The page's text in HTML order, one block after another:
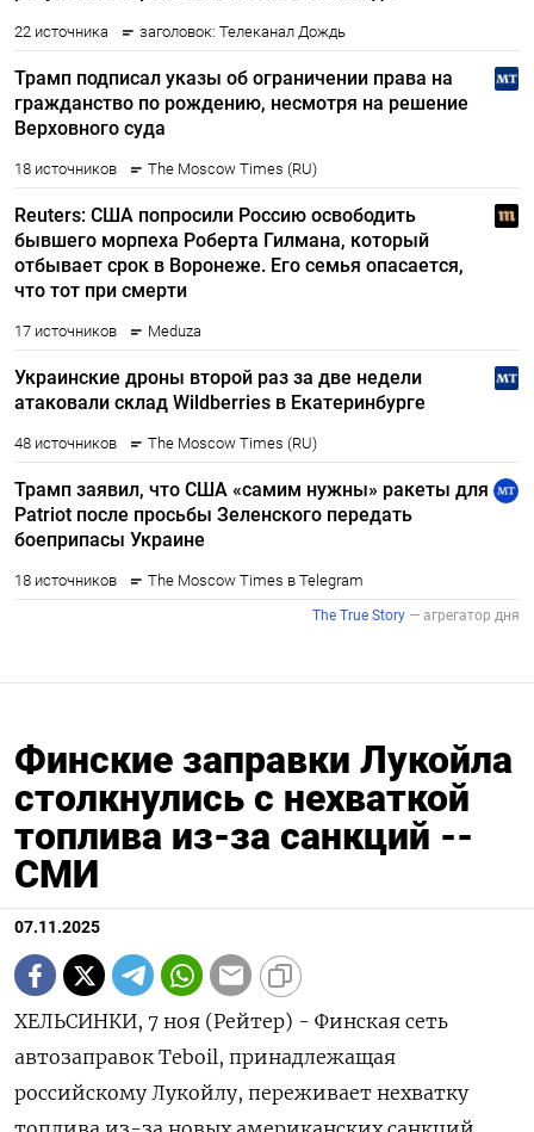
Финские заправки Лукойла
столкнулись с нехваткой
топлива из-за санкций --
СМИ
07.11.2025
ХЕЛЬСИНКИ, 7 ноя (Рейтер) - Финская сеть
автозаправок Teboil, принадлежащая
российскому Лукойлу, переживает нехватку